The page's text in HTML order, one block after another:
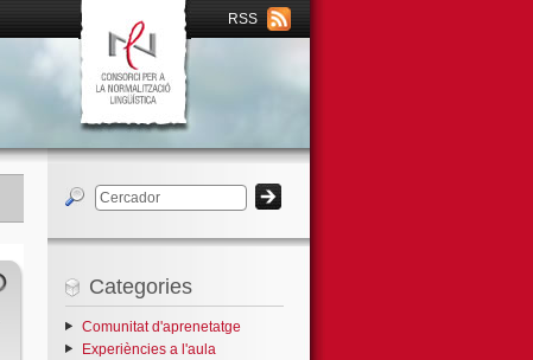
RSS
Categories
Comunitat d'aprenetatge
Experiències a l'aula